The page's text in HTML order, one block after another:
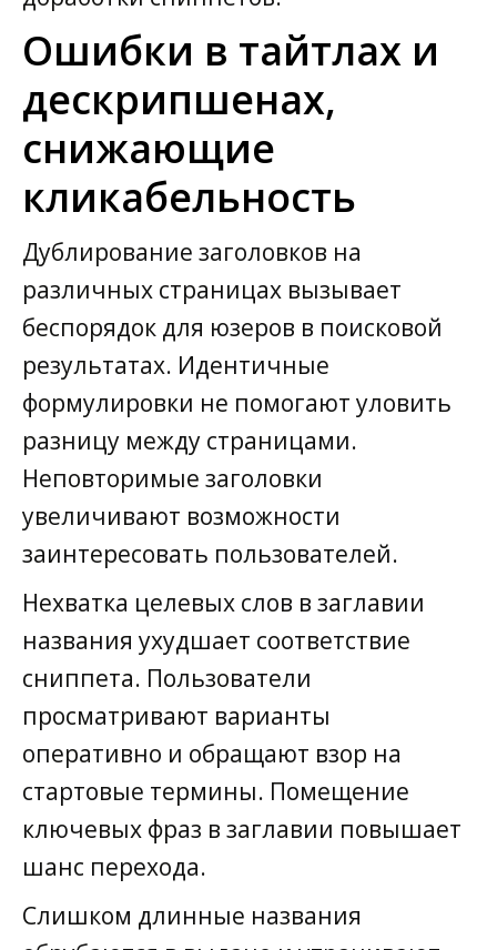
Ошибки в тайтлах и
дескрипшенах,
снижающие
кликабельность
Дублирование заголовков на
различных страницах вызывает
беспорядок для юзеров в поисковой
результатах. Идентичные
формулировки не помогают уловить
разницу между страницами.
Неповторимые заголовки
увеличивают возможности
заинтересовать пользователей.
Нехватка целевых слов в заглавии
названия ухудшает соответствие
сниппета. Пользователи
просматривают варианты
оперативно и обращают взор на
стартовые термины. Помещение
ключевых фраз в заглавии повышает
шанс перехода.
Слишком длинные названия